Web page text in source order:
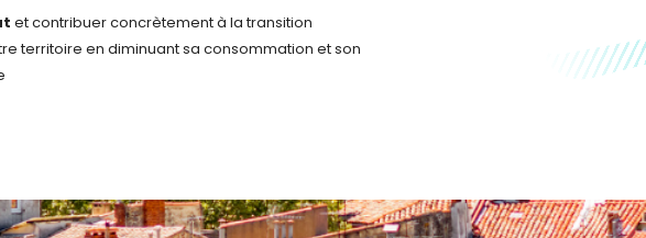
et contribuer concrètement à la transition
territoire en diminuant sa consommation et son